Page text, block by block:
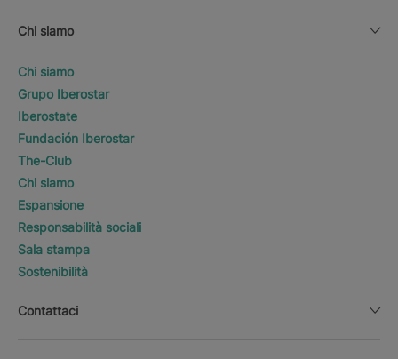
Chi siamo
Chi siamo
Grupo Iberostar
Iberostate
Fundación Iberostar
The-Club
Chi siamo
Espansione
Responsabilità sociali
Sala stampa
Sostenibilità
Contattaci